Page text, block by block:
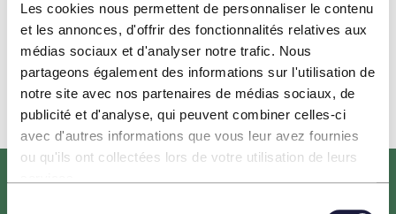
Les cookies nous permettent de personnaliser le contenu
et les annonces, d'offrir des fonctionnalités relatives aux
médias sociaux et d'analyser notre trafic. Nous
partageons également des informations sur l'utilisation de
notre site avec nos partenaires de médias sociaux, de
publicité et d'analyse, qui peuvent combiner celles-ci
avec d'autres informations que vous leur avez fournies
ou qu'ils ont collectées lors de votre utilisation de leurs
Home»Les
actualités
»2023.01.16-Concertation-Comité de suivi-Retombées
pour le territoire